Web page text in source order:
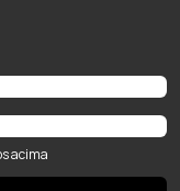
acima